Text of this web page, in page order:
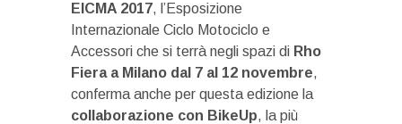
EICMA 2017, l’Esposizione
Internazionale Ciclo Motociclo e
Accessori che si terrà negli spazi di Rho
Fiera a Milano dal 7 al 12 novembre,
conferma anche per questa edizione la
collaborazione con BikeUp, la più